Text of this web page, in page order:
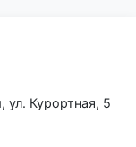
ул. Курортная, 5